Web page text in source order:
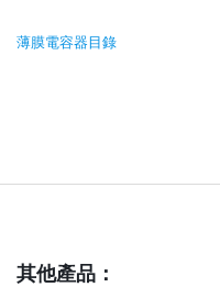
薄膜電容器目錄
其他產品 ：